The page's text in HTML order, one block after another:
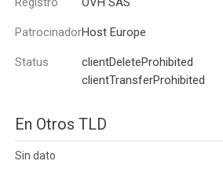
PatrocinadorHost Europe
Status
clientDeleteProhibited
clientTransferProhibited
En Otros TLD
Sin dato